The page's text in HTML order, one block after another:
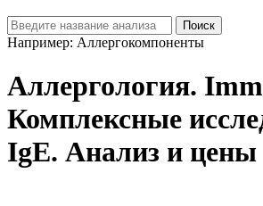
Например: Аллергокомпоненты
Аллергология.
Комплексные
IgE. Анализ и цены